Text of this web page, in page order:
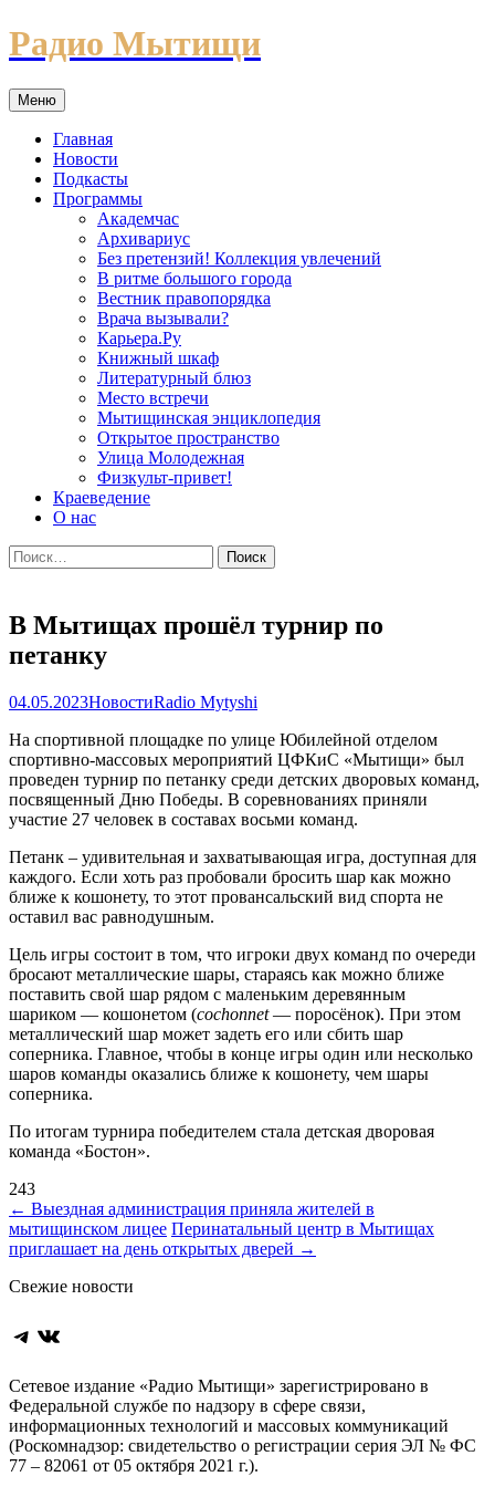
Перейти
к
Радио Мытищи
Меню
Главная
Новости
Подкасты
Программы
Академчас
Архивариус
Без претензий! Коллекция увлечений
В ритме большого города
Вестник правопорядка
Врача вызывали?
Карьера.Ру
Книжный шкаф
Литературный блюз
Место встречи
Мытищинская энциклопедия
Открытое пространство
Улица Молодежная
Физкульт-привет!
Краеведение
О нас
Найти:
В Мытищах прошёл турнир по
петанку
04.05.2023НовостиRadio Mytyshi
На спортивной площадке по улице Юбилейной отделом
спортивно-массовых мероприятий ЦФКиС «Мытищи» был
проведен турнир по петанку среди детских дворовых команд,
посвященный Дню Победы. В соревнованиях приняли
участие 27 человек в составах восьми команд.
Петанк – удивительная и захватывающая игра, доступная для
каждого. Если хоть раз пробовали бросить шар как можно
ближе к кошонету, то этот провансальский вид спорта не
оставил вас равнодушным.
Цель игры состоит в том, что игроки двух команд по очереди
бросают металлические шары, стараясь как можно ближе
поставить свой шар рядом с маленьким деревянным
шариком — кошонетом (cochonnet— поросёнок). При этом
металлический шар может задеть его или сбить шар
соперника. Главное, чтобы в конце игры один или несколько
шаров команды оказались ближе к кошонету, чем шары
соперника.
По итогам турнира победителем стала детская дворовая
команда «Бостон».
243
Навигация
по
← Выездная администрация приняла жителей в
мытищинском лицее Перинатальный центр в Мытищах
приглашает на день открытых дверей →
Свежие новости
Telegram
ВКонтакте
Сетевое издание «Радио Мытищи» зарегистрировано в
Федеральной службе по надзору в сфере связи,
информационных технологий и массовых коммуникаций
(Роскомнадзор: свидетельство о регистрации серия ЭЛ № ФС
77 – 82061 от 05 октября 2021 г.).